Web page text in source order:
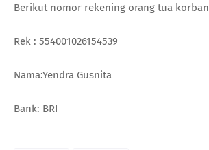
Berikut nomor rekening orang tua korban
Rek : 554001026154539
Nama:Yendra Gusnita
Bank: BRI